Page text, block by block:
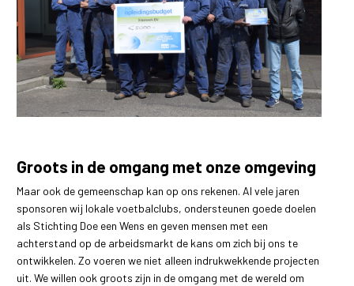
Groots in de omgang met onze omgeving
Maar ook de gemeenschap kan op ons rekenen. Al vele jaren
sponsoren wij lokale voetbalclubs, ondersteunen goede doelen
als Stichting Doe een Wens en geven mensen met een
achterstand op de arbeidsmarkt de kans om zich bij ons te
ontwikkelen. Zo voeren we niet alleen indrukwekkende projecten
uit. We willen ook groots zijn in de omgang met de wereld om